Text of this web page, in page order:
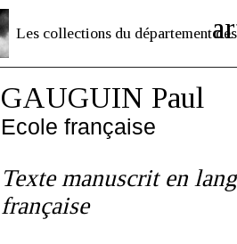
Les collections du département des
GAUGUIN Paul
Ecole française
Texte manuscrit en
française